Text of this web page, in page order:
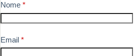
Nome *
Email *